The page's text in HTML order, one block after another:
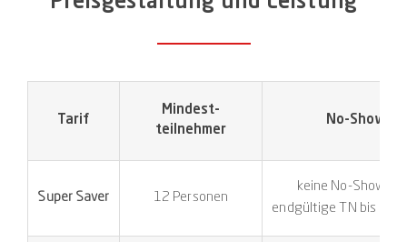
Tarif
Mindest-
teilnehmer
No-Shows
Super Saver 12 Personen
keine No-Shows
endgültige TN bis 14